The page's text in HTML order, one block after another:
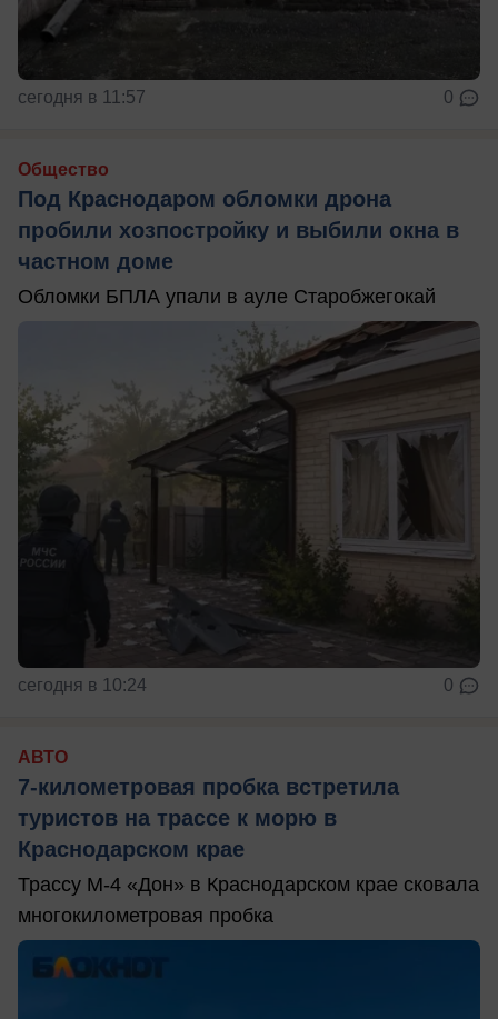
сегодня в 11:57 0
Общество
Под Краснодаром обломки дрона
пробили хозпостройку и выбили окна в
частном доме
Обломки БПЛА упали в ауле Старобжегокай
сегодня в 10:24 0
АВТО
7-километровая пробка встретила
туристов на трассе к морю в
Краснодарском крае
Трассу М-4 «Дон» в Краснодарском крае сковала
многокилометровая пробка